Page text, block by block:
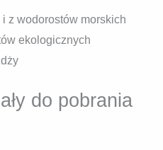
z wodorostów morskich
ekologicznych
do pobrania